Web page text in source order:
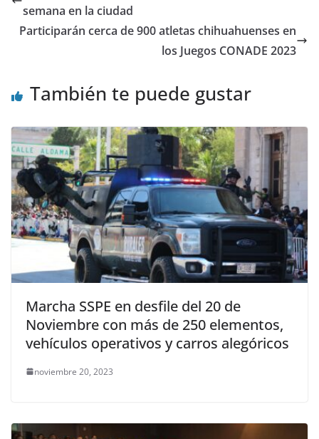
semana en la ciudad
Participarán cerca de 900 atletas chihuahuenses en
los Juegos CONADE 2023
También te puede gustar
Marcha SSPE en desfile del 20 de
Noviembre con más de 250 elementos,
vehículos operativos y carros alegóricos
noviembre 20, 2023